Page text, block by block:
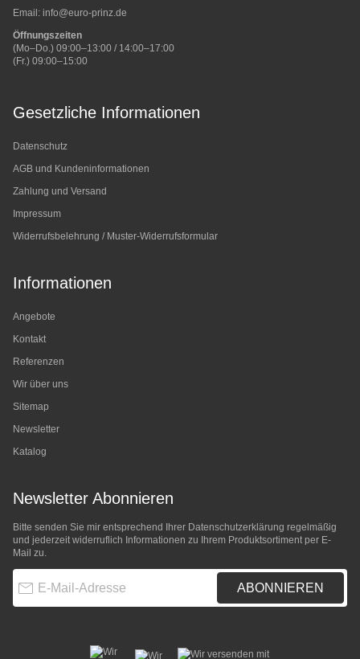
Email: info@euro-prinz.de
Öffnungszeiten
(Mo–Do.) 09:00–13:00 / 14:00–17:00
(Fr.) 09:00–15:00
Gesetzliche Informationen
Datenschutz
AGB und Kundeninformationen
Zahlung und Versand
Impressum
Widerrufsbelehrung / Muster-Widerrufsformular
Informationen
Angebote
Kontakt
Referenzen
Wir über uns
Sitemap
Newsletter
Katalog
Newsletter Abonnieren
Bitte senden Sie mir entsprechend Ihrer Datenschutzerklärung regelmäßig
und jederzeit widerruflich Informationen zu Ihrem Produktsortiment per E-
Mail zu.
ABONNIEREN